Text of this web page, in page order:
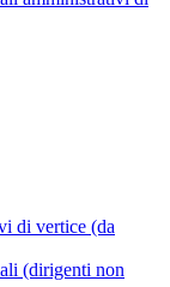
di vertice (da
(dirigenti non